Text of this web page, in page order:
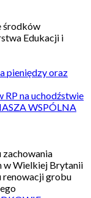
środków
Edukacji i
pieniędzy oraz
na uchodźstwie
WSPÓLNA
zachowania
w Wielkiej Brytanii
renowacji grobu